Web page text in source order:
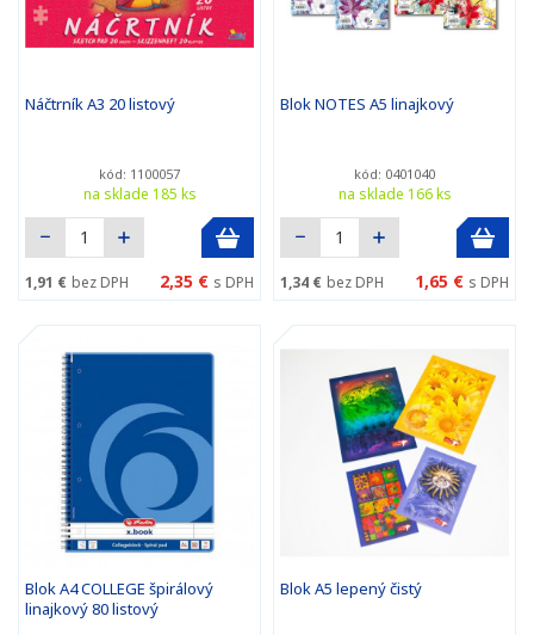
Náčtrník A3 20 listový
kód: 1100057
na sklade 185 ks
1,91 € bez DPH 2,35 € s DPH
Blok NOTES A5 linajkový
kód: 0401040
na sklade 166 ks
1,34 € bez DPH 1,65 € s DPH
Blok A4 COLLEGE špirálový
linajkový 80 listový
Blok A5 lepený čistý